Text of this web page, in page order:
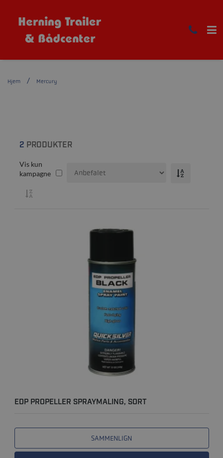
Hjem Mercury
2 PRODUKTER
Vis kun
kampagne
EDP PROPELLER SPRAYMALING, SORT
SAMMENLIGN